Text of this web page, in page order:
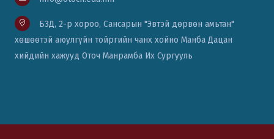
БЗД, 2-р хороо, Сансарын "Эвтэй дөрвөн амьтан"
хөшөөтэй аюулгүйн тойргийн чанх хойно Манба Дацан
хийдийн хажууд Оточ Манрамба Их Сургууль